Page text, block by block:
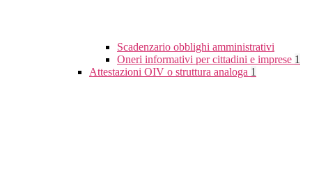
Scadenzario obblighi amministrativi
Oneri informativi per cittadini e imprese 1
Attestazioni OIV o struttura analoga 1